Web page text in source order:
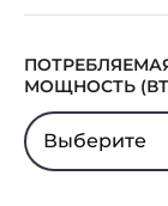
МОЩНОСТЬ
Выберите